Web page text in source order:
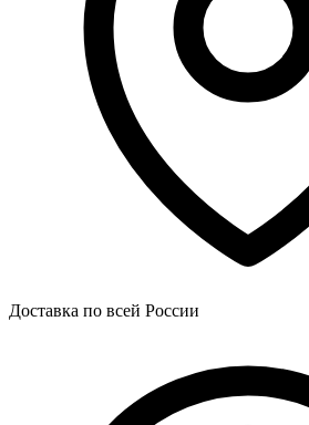
Доставка по всей России